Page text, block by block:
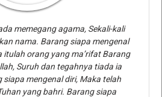
memegang agama, Sekali-kali
nama. Barang siapa mengenal
itulah orang yang ma’rifat Barang
Suruh dan tegahnya tiada ia
siapa mengenal diri, Maka telah
yang bahri. Barang siapa